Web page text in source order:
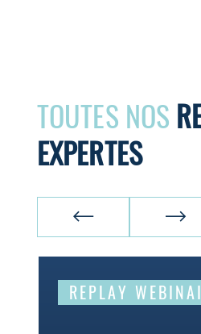
TOUTES NOS
EXPERTES
REPLAY